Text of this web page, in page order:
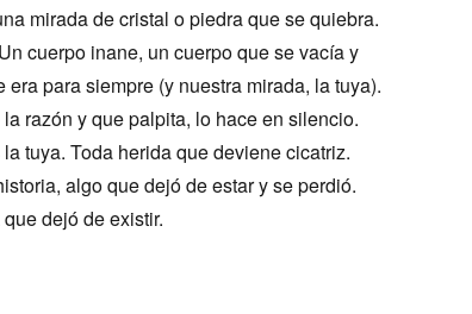
mirada de cristal o piedra que se quiebra.
cuerpo inane, un cuerpo que se vacía y
para siempre (y nuestra mirada, la tuya).
razón y que palpita, lo hace en silencio.
tuya. Toda herida que deviene cicatriz.
algo que dejó de estar y se perdió.
dejó de existir.